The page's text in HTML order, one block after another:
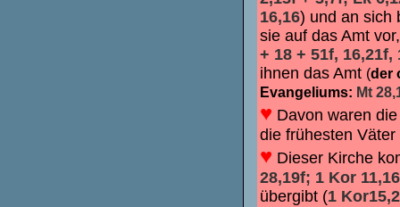
16,16) und an sich
sie auf das Amt
+ 18 + 51f, 16,21f,
ihnen das Amt (der
Evangeliums: Mt
♥ Davon waren
die frühesten
♥ Dieser Kirche
28,19f; 1 Kor 11,16
übergibt (1